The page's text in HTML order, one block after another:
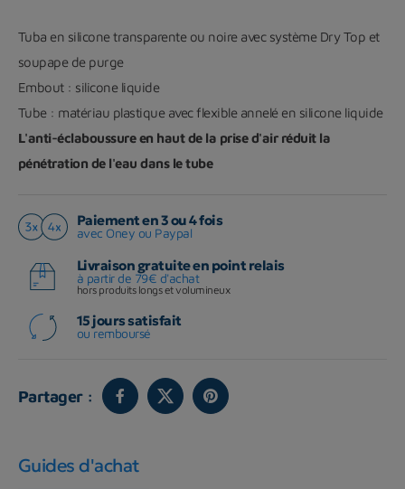
Tuba en silicone transparente ou noire avec système Dry Top et
soupape de purge
Embout : silicone liquide
Tube : matériau plastique avec flexible annelé en silicone liquide
L'anti-éclaboussure en haut de la prise d'air réduit la
pénétration de l'eau dans le tube
Paiement en 3 ou 4 fois
avec Oney ou Paypal
Livraison gratuite en point relais
à partir de 79€ d'achat
hors produits longs et volumineux
15 jours satisfait
ou remboursé
Partager :
Guides d'achat